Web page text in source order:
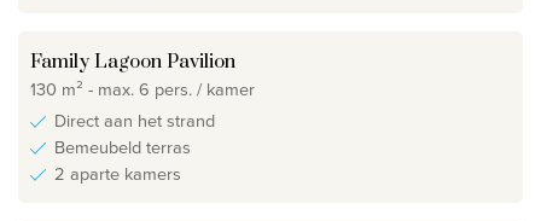
Family Lagoon Pavilion
130 m² - max. 6 pers. / kamer
Direct aan het strand
Bemeubeld terras
2 aparte kamers